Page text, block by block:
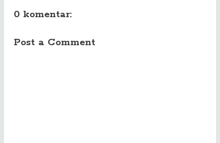
0 komentar:
Post a Comment